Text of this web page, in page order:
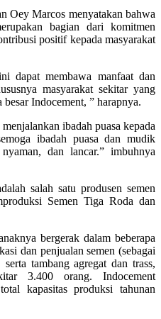
Oey Marcos menyatakan bahwa
bagian dari komitmen
positif kepada masyarakat
dapat membawa manfaat dan
masyarakat sekitar yang
Indocement, ” harapnya.
ibadah puasa kepada
ibadah puasa dan mudik
dan lancar.” imbuhnya
salah satu produsen semen
Semen Tiga Roda dan
bergerak dalam beberapa
dan penjualan semen (sebagai
tambang agregat dan trass,
3.400 orang. Indocement
kapasitas produksi tahunan